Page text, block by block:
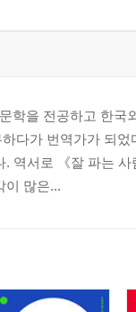
학을 전공하고 한
다가 번역가가 되
. 역서로 《잘 파는
이 많은...